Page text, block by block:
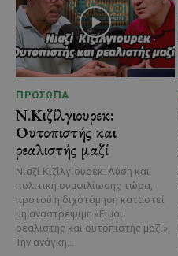
ΠΡΌΣΩΠΑ
Ν.Κιζίλγιουρεκ:
Ουτοπιστής και
ρεαλιστής μαζί
Νιαζί Κιζίλγιουρεκ: Λύση και
πολιτική συμφιλίωσης τώρα,
προτού η διχοτόμηση καταστεί
μη αναστρέψιμη «Είμαι
ρεαλιστής και ουτοπιστής μαζί»
Την ανάγκη...